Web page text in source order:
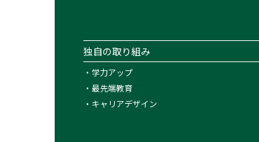
独自の取り組み
・ 学力アップ
・ 最先端教育
・ キャリアデザイン